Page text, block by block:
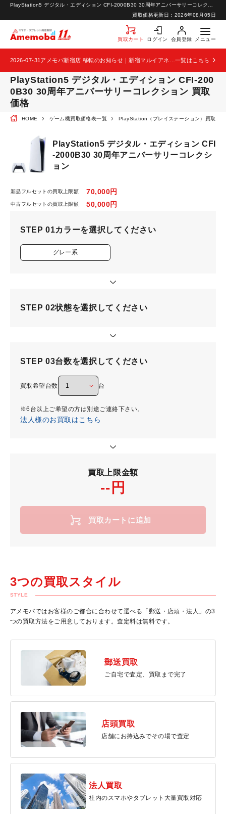
買取価格更新日： 2026年08月05日
買取カート ログイン 会員登録 メニュー
お問い合わせ
2026-07-31 一覧はこちら
PlayStation5 デジタル・エディション CFI-200
0B30 30周年アニバーサリーコレクション 買取
価格
HOME ゲーム機買取価格表一覧 PlayStation（プレイステーション）買取価
PlayStation5 デジタル・エディション CFI
-2000B30 30周年アニバーサリーコレクシ
ョン
新品フルセットの買取上限額 70,000円
中古フルセットの買取上限額 50,000円
STEP 01カラーを選択してください
グレー系
STEP 02状態を選択してください
STEP 03台数を選択してください
買取希望台数 台
※6台以上ご希望の方は別途ご連絡下さい。
法人様のお買取はこちら
買取上限金額
--円
買取カートに追加
3つの買取スタイル
STYLE
アメモバではお客様のご都合に合わせて選べる「郵送・店頭・法人」の3
つの買取方法をご用意しております。査定料は無料です。
郵送買取
ご自宅で査定、買取まで完了
店頭買取
店舗にお持込みでその場で査定
法人買取
社内のスマホやタブレット大量買取対応